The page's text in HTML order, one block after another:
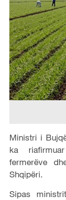
Ministri i
ka
fermerëve
Shqipëri.
Sipas